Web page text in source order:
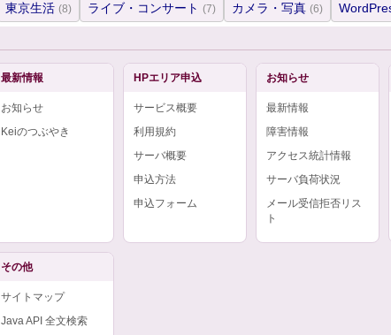
東京生活 (8) ライブ・コンサート (7) カメラ・写真 (6)
最新情報
お知らせ
Keiのつぶやき
HPエリア申込
サービス概要
利用規約
サーバ概要
申込方法
申込フォーム
お知らせ
最新情報
障害情報
アクセス統計情報
サーバ負荷状況
メール受信拒否リス
ト
その他
サイトマップ
Java API 全文検索